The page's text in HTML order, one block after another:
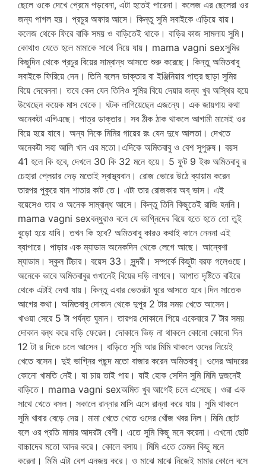
ছেলে ওকে দেখে প্রেমে পড়বেনা, এটা হতেই পারেনা। কলেজ এর ছেলেরা ওর
জন্য পাগল হয়। প্রচুর অফার আসে। কিন্তু সুমি সবাইকে এড়িয়ে যায়।
কলেজ থেকে ফিরে বাকি সময় ও বাড়িতেই থাকে। বাড়ির কাজ সামলায় সুমি।
কোথাও যেতে হলে মামাকে সাথে নিয়ে যায়। mama vagni sexসুমির
কিছুদিন থেকে প্রচুর বিয়ের সাম্বান্ধ আসতে শুরু করেছে। কিন্তু অমিতবাবু
সবাইকে ফিরিয়ে দেন। তিনি বলেন ডাক্তার বা ইঞ্জিনিয়ার পাত্র ছাড়া সুমির
বিয়ে দেবেননা। তবে কেন যেন তিনিও সুমির বিয়ে দেয়ার জন্য খুব অস্থির হয়ে
উথেছেন কয়েক মাস থেকে। ঘটক লাগিয়েছেন এজন্যে। এক জায়গায় কথা
অনেকটা এগিএছে। পাত্র ডাক্তার। সব ঠীক ঠাক থাকলে আগামী মাসেই ওর
বিয়ে হয়ে যাবে। অন্য দিকে মিমির গায়ের রং যেন দুধে আলতা। দেখতে
অনেকটা সহা আলি খান এর মতো।এদিকে অমিতবাবু ও বেশ সুপুরুষ। বয়স
41 হলে কি হবে, দেখলে 30 কি 32 মনে হয়ে। 5 ফুট 9 ইঞ্চ অমিতবাবু র
চেহারা প্লেয়ার দেড় মতোই স্বাস্থ্যবান। রোজ ভোরে উঠে ব্যায়াম করেন
তারপর পুকুরে যান শাতার কাট তে। এটা তার রোজকার অব্ ভাস। এই
বয়েসেও তার ও অনেক সাম্বান্ধ আসে। কিন্তু তিনি কিছুতেই রাজি হননি।
mama vagni sexবন্ধুরাও বলে যে ভাগ্নিদের বিয়ে হতে হতে তো তুই
বুড়ো হয়ে যাবি। তখন কি হবে? অমিতবাবু কারও কথাই কানে নেননা এই
ব্যাপারে। পাড়ার এক ম্যাডাম অনেকদিন থেকে লেগে আছে। আন্বেশা
ম্যাডাম। স্কুল টিচার। বয়েস 33। সুন্দরী। সম্পর্কে কিছুটা বরফ গলেওছে।
অনেকে ভাবে অমিতবাবুর ওখানেই বিয়ের দড়ি লাগবে। আপাত দৃষ্টিতে বাইরে
থেকে এটাই দেখা যায়। কিন্তু এবার ভেতরটা ঘুরে আসতে হবে।দিন সাতেক
আগের কথা। অমিতবাবু দোকান থেকে দুপুর 2 টার সময় খেতে আসেন।
খাওয়া সেরে 5 টা পর্যন্ত ঘুমান। তারপর দোকানে গিয়ে একেবারে 7 টার সময়
দোকান বন্ধ করে বাড়ি ফেরেন। দোকানে ভিড় না থাকলে কোনো কোনো দিন
12 টা র দিকে চলে আসেন। বাড়িতে সুমি আর মিমি থাকলে ওদের নিয়েই
খেতে বসেন। দুই ভাগ্নির পছন্দ মতো বাজার করেন অমিতবাবু। ওদের আদরের
কোনো খামতি নেই। যা চায় তাই পায়। যাই হোক সেদিন সুমি মিমি দুজনেই
বাড়িতে। mama vagni sexঅমিত খুব আগেই চলে এসেছে। ওরা এক
সাথে খেতে বসল। সকালে রান্নার মাসি এসে রান্না করে যায়। সুমি থাকলে
সুমি খাবার বেড়ে দেয়। মামা খেতে খেতে ওদের খোঁজ খবর নিল। মিমি ছোট
বলে ওর প্রতি মামার আদরটা বেশী। এতে সুমি কিছু মনে করেনা। এখনো ছোট
বাচ্চাদের মতো আদর করে। কোলে বসায়। মিমি এতে তেমন কিছু মনে
করেনা। মিমি এটা বেশ এনজয় করে। ও মাঝে মাঝে নিজেই মামার কোলে বসে